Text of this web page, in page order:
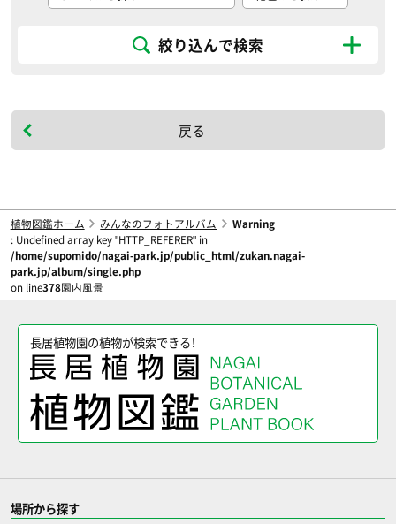
絞り込んで検索
戻る
植物図鑑ホーム みんなのフォトアルバム
Warning
: Undefined array key "HTTP_REFERER" in
/home/supomido/nagai-park.jp/public_html/zukan.nagai-
park.jp/album/single.php
on line378園内風景
長居植物園の植物が検索できる！
場所から探す